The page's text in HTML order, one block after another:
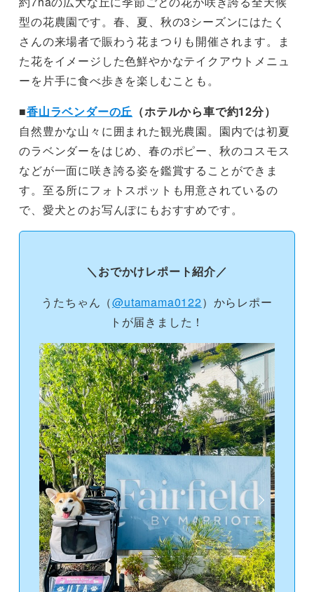
型の花農園です。春、夏、秋の3シーズンにはたく
さんの来場者で賑わう花まつりも開催されます。ま
た花をイメージした色鮮やかなテイクアウトメニュ
ーを片手に食べ歩きを楽しむことも。
■香山ラベンダーの丘 （ホテルから車で約12分）
自然豊かな山々に囲まれた観光農園。園内では初夏
のラベンダーをはじめ、春のポピー、秋のコスモス
などが一面に咲き誇る姿を鑑賞することができま
す。至る所にフォトスポットも用意されているの
で、愛犬とのお写んぽにもおすすめです。
＼おでかけレポート紹介／
うたちゃん（@utamama0122）からレポー
トが届きました！